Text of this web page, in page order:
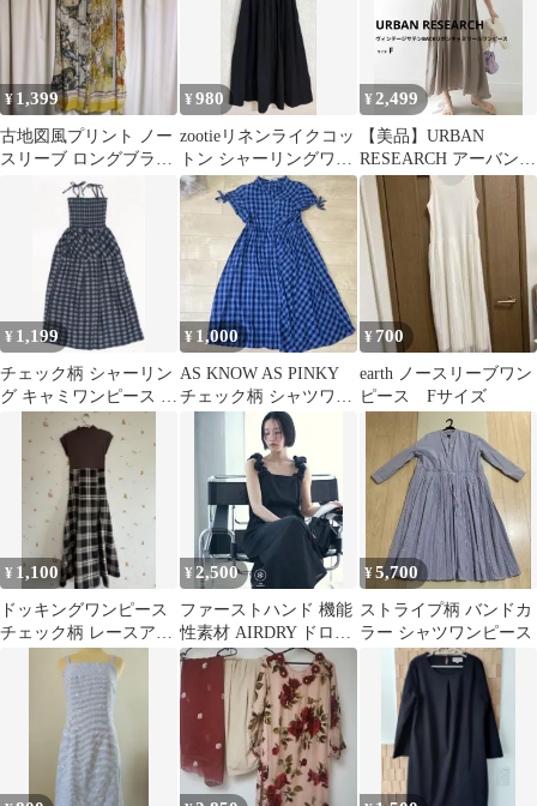
¥ 1,399
古地図風プリント ノー
スリーブ ロングブラウ
¥980
zootieリネンライクコッ
トン シャーリングワン
ピース
¥2,499
【美品】URBAN
RESEARCH アーバンリ
サーチ サテン キャミワ
ンピ F
¥ 1,199
チェック柄 シャーリン
グ キャミワンピース M
サイズ
¥ 1,000
AS KNOW AS PINKY
チェック柄 シャツワン
¥ 700
earth ノースリーブワン
ピース Fサイズ
¥ 1,100
ドッキングワンピース
チェック柄 レースアッ
¥2,500
ファーストハンド 機能
性素材 AIRDRY ドロス
トショルダーワンピー
ス
¥5,700
ストライプ柄 バンドカ
ラー シャツワンピース